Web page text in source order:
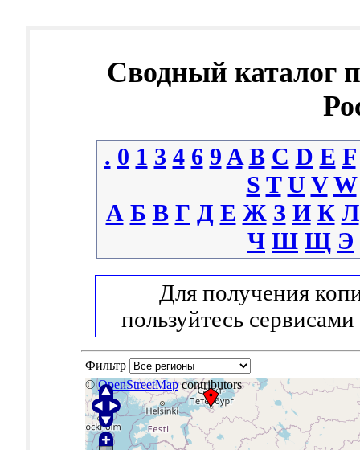
Сводный каталог
. 0 1 3 4 6 9 A B C D E F
S T U V W
А Б В Г Д Е Ж З И К Л
Ч Ш Щ Э
Для получения
пользуйтесь сервисами
Фильтр
©OpenStreetMapcontributors